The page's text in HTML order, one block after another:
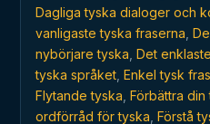
Dagliga tyska dialoger och
vanligaste tyska fraserna
nybörjare tyska Det
tyska språket Enkel tysk
Flytande tyska Förbättra din
ordförråd för tyska Förstå